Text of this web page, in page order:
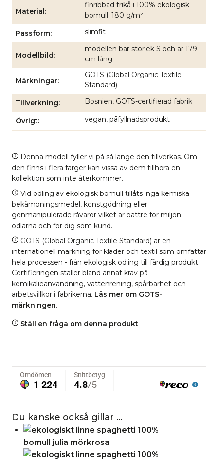
Material
finribbad trikå i 100% ekologisk
bomull, 180 g/m²
Passform slimfit
Modellbild
modellen bär storlek S och är 179
cm lång
Märkningar
GOTS (Global Organic Textile
Standard)
Tillverkning Bosnien, GOTS-certifierad fabrik
Övrigt vegan, påfyllnadsprodukt
Denna modell fyller vi på så länge den tillverkas. Om
den finns i flera färger kan vissa av dem tillhöra en
kollektion som inte återkommer.
Vid odling av ekologisk bomull tillåts inga kemiska
bekämpningsmedel, konstgödning eller
genmanipulerade råvaror vilket är bättre för miljön,
odlarna och för dig som kund.
GOTS (Global Organic Textile Standard) är en
internationell märkning för kläder och textil som omfattar
hela processen - från ekologisk odling till färdig produkt.
Certifieringen ställer bland annat krav på
kemikalieanvändning, vattenrening, spårbarhet och
arbetsvillkor i fabrikerna. Läs mer om GOTS-
märkningen.
Ställ en fråga om denna produkt
Du kanske också gillar …